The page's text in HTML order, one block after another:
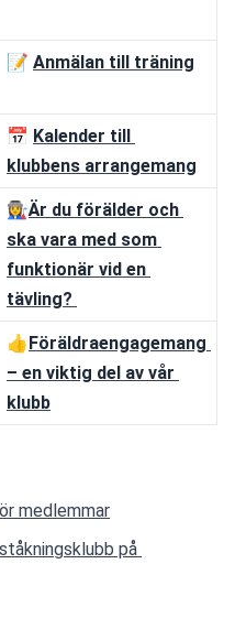
📝 Anmälan till träning
📅 Kalender till
klubbens arrangemang
👩‍🏭Är du förälder och
ska vara med som
funktionär vid en
tävling?
👍Föräldraengagemang
– en viktig del av vår
klubb
medlemmar
på